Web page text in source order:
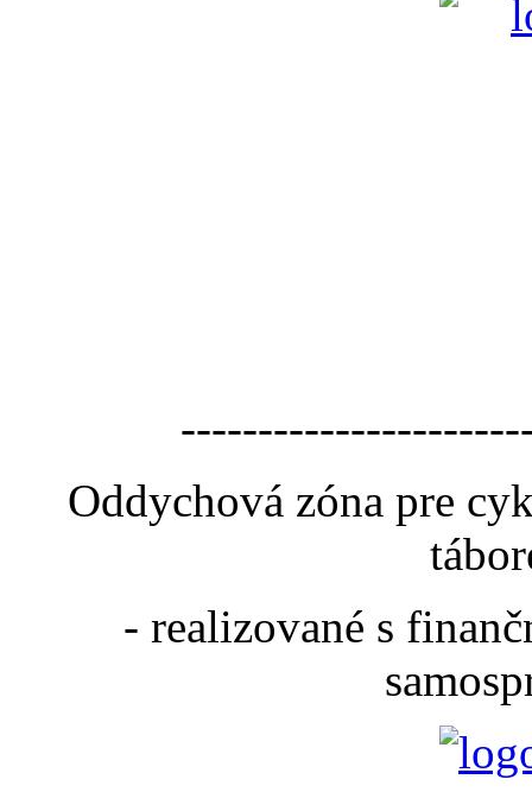
Oddychová zóna pre
- realizované s